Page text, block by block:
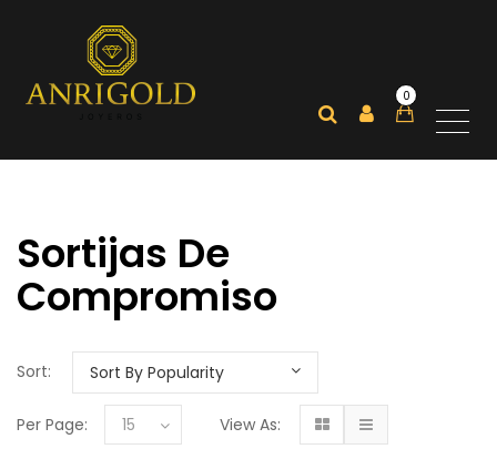
0
Sortijas De
Compromiso
Sort:
Per Page: 15 View As: